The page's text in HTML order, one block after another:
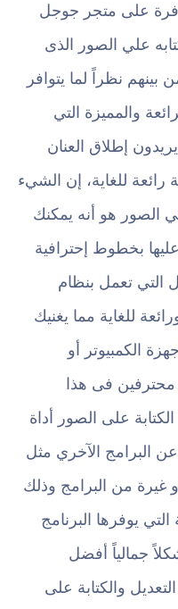
على متجر جوجل
علي الصور الذى
نظراً لما يتوافر
والمميزة التي
إطلاق العنان
للغاية، إن الشيء
الصور هو أنه يمكنك
بخطوط إحترافية
التي تعمل بنظام
للغاية مما يغنيك
الكمبيوتر أو
فى هذا
على الصور أداة
البرامج الآخري مثل
برنامج فوتوشوب 2018 أو غيرة من البرامج وذلك
يوفرها البرنامج
جمالياً أفضل
والكتابة على